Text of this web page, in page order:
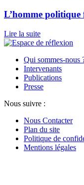
L’homme politique
Lire la suite
Qui sommes-nous
Intervenants
Publications
Presse
Nous suivre :
Nous Contacter
Plan du site
Politique de
Mentions légales